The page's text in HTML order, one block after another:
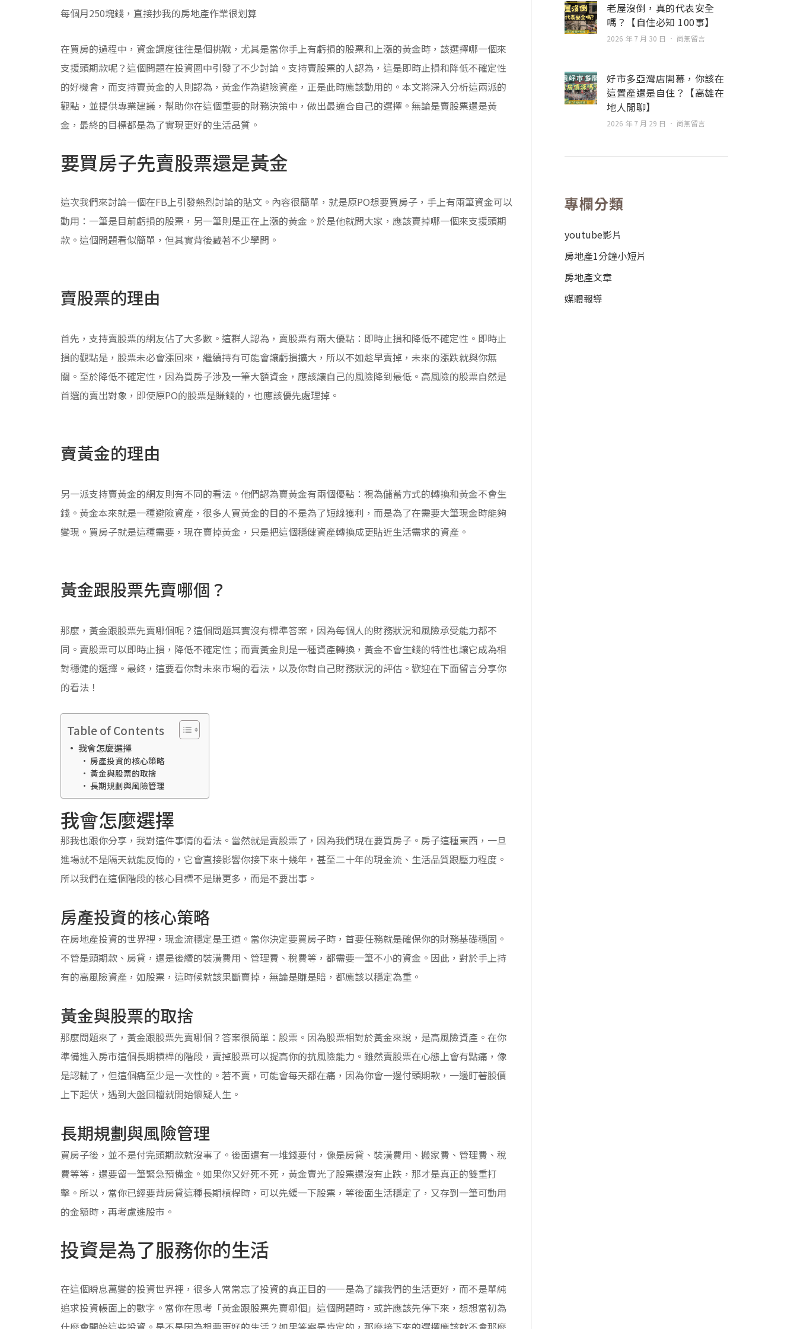
每個月250塊錢，直接抄我的房地產作業很划算
在買房的過程中，資金調度往往是個挑戰，尤其是當你手上有虧損的股票和上漲的黃金時，該選擇哪一個來
支援頭期款呢？這個問題在投資圈中引發了不少討論。支持賣股票的人認為，這是即時止損和降低不確定性
的好機會，而支持賣黃金的人則認為，黃金作為避險資產，正是此時應該動用的。本文將深入分析這兩派的
觀點，並提供專業建議，幫助你在這個重要的財務決策中，做出最適合自己的選擇。無論是賣股票還是黃
金，最終的目標都是為了實現更好的生活品質。
要買房子先賣股票還是黃金
這次我們來討論一個在FB上引發熱烈討論的貼文。內容很簡單，就是原PO想要買房子，手上有兩筆資金可以
動用：一筆是目前虧損的股票，另一筆則是正在上漲的黃金。於是他就問大家，應該賣掉哪一個來支援頭期
款。這個問題看似簡單，但其實背後藏著不少學問。
賣股票的理由
首先，支持賣股票的網友佔了大多數。這群人認為，賣股票有兩大優點：即時止損和降低不確定性。即時止
損的觀點是，股票未必會漲回來，繼續持有可能會讓虧損擴大，所以不如趁早賣掉，未來的漲跌就與你無
關。至於降低不確定性，因為買房子涉及一筆大額資金，應該讓自己的風險降到最低。高風險的股票自然是
首選的賣出對象，即使原PO的股票是賺錢的，也應該優先處理掉。
賣黃金的理由
另一派支持賣黃金的網友則有不同的看法。他們認為賣黃金有兩個優點：視為儲蓄方式的轉換和黃金不會生
錢。黃金本來就是一種避險資產，很多人買黃金的目的不是為了短線獲利，而是為了在需要大筆現金時能夠
變現。買房子就是這種需要，現在賣掉黃金，只是把這個穩健資產轉換成更貼近生活需求的資產。
黃金跟股票先賣哪個？
那麼，黃金跟股票先賣哪個呢？這個問題其實沒有標準答案，因為每個人的財務狀況和風險承受能力都不
同。賣股票可以即時止損，降低不確定性；而賣黃金則是一種資產轉換，黃金不會生錢的特性也讓它成為相
對穩健的選擇。最終，這要看你對未來市場的看法，以及你對自己財務狀況的評估。歡迎在下面留言分享你
的看法！
Table of Contents
我會怎麼選擇
房產投資的核心策略
黃金與股票的取捨
長期規劃與風險管理
我會怎麼選擇
那我也跟你分享，我對這件事情的看法。當然就是賣股票了，因為我們現在要買房子。房子這種東西，一旦
進場就不是隔天就能反悔的，它會直接影響你接下來十幾年，甚至二十年的現金流、生活品質跟壓力程度。
所以我們在這個階段的核心目標不是賺更多，而是不要出事。
房產投資的核心策略
在房地產投資的世界裡，現金流穩定是王道。當你決定要買房子時，首要任務就是確保你的財務基礎穩固。
不管是頭期款、房貸，還是後續的裝潢費用、管理費、稅費等，都需要一筆不小的資金。因此，對於手上持
有的高風險資產，如股票，這時候就該果斷賣掉，無論是賺是賠，都應該以穩定為重。
黃金與股票的取捨
那麼問題來了，黃金跟股票先賣哪個？答案很簡單：股票。因為股票相對於黃金來說，是高風險資產。在你
準備進入房市這個長期槓桿的階段，賣掉股票可以提高你的抗風險能力。雖然賣股票在心態上會有點痛，像
是認輸了，但這個痛至少是一次性的。若不賣，可能會每天都在痛，因為你會一邊付頭期款，一邊盯著股價
上下起伏，遇到大盤回檔就開始懷疑人生。
長期規劃與風險管理
買房子後，並不是付完頭期款就沒事了。後面還有一堆錢要付，像是房貸、裝潢費用、搬家費、管理費、稅
費等等，還要留一筆緊急預備金。如果你又好死不死，黃金賣光了股票還沒有止跌，那才是真正的雙重打
擊。所以，當你已經要背房貸這種長期槓桿時，可以先緩一下股票，等後面生活穩定了，又存到一筆可動用
的金額時，再考慮進股市。
投資是為了服務你的生活
在這個瞬息萬變的投資世界裡，很多人常常忘了投資的真正目的——是為了讓我們的生活更好，而不是單純
追求投資帳面上的數字。當你在思考「黃金跟股票先賣哪個」這個問題時，或許應該先停下來，想想當初為
老屋沒倒，真的代表安全
嗎？【自住必知 100事】
2026 年 7 月 30 日 尚無留言
好市多亞灣店開幕，你該在
這置產還是自住？【高雄在
地人閒聊】
2026 年 7 月 29 日 尚無留言
專欄分類
youtube影片
房地產1分鐘小短片
房地產文章
媒體報導